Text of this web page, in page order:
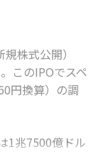
登録する
規株式公開）
このIPOでスペ
円換算）の調
1兆7500億ドル